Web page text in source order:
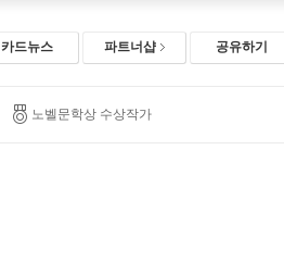
카드뉴스 파트너샵 공유하기
노벨문학상 수상작가